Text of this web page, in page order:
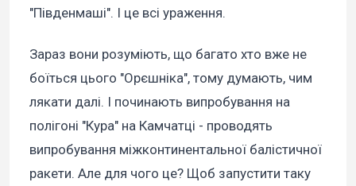
"Південмаші". І це всі ураження.
Зараз вони розуміють, що багато хто вже не
боїться цього "Орєшніка", тому думають, чим
лякати далі. І починають випробування на
полігоні "Кура" на Камчатці - проводять
випробування міжконтинентальної балістичної
ракети. Але для чого це? Щоб запустити таку